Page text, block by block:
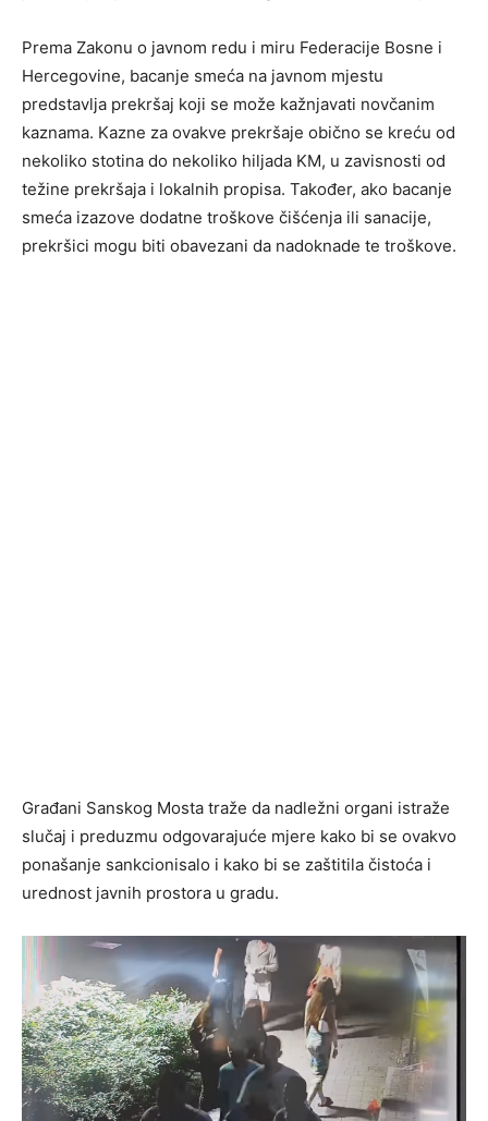
Prema Zakonu o javnom redu i miru Federacije Bosne i
Hercegovine, bacanje smeća na javnom mjestu
predstavlja prekršaj koji se može kažnjavati novčanim
kaznama. Kazne za ovakve prekršaje obično se kreću od
nekoliko stotina do nekoliko hiljada KM, u zavisnosti od
težine prekršaja i lokalnih propisa. Također, ako bacanje
smeća izazove dodatne troškove čišćenja ili sanacije,
prekršici mogu biti obavezani da nadoknade te troškove.
Građani Sanskog Mosta traže da nadležni organi istraže
slučaj i preduzmu odgovarajuće mjere kako bi se ovakvo
ponašanje sankcionisalo i kako bi se zaštitila čistoća i
urednost javnih prostora u gradu.